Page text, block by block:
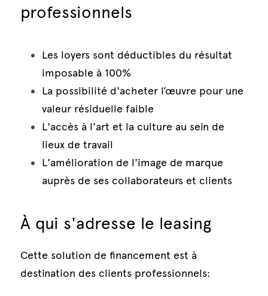
professionnels
Les loyers sont déductibles du résultat
imposable à 100%
La possibilité d'acheter l’œuvre pour une
valeur résiduelle faible
L'accès à l'art et la culture au sein de
lieux de travail
L'amélioration de l'image de marque
auprès de ses collaborateurs et clients
À qui s'adresse le leasing
Cette solution de financement est à
destination des clients professionnels: